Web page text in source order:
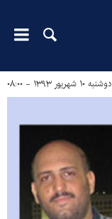
دوشنبه ۱۰ شهریور ۱۳۹۳ - ۰۸:۰۰